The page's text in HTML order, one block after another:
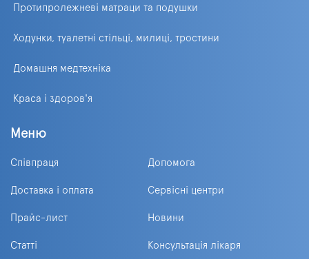
Протипролежневі матраци та подушки
Ходунки, туалетні стільці, милиці, тростини
Домашня медтехніка
Краса і здоров'я
Меню
Співпраця Допомога
Доставка і оплата Сервісні центри
Прайс-лист Новини
Статті Консультація лікаря